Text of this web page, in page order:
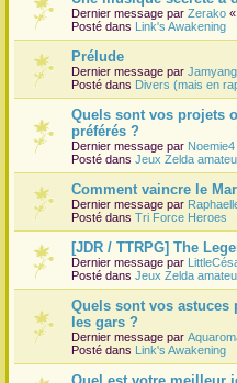
Dernier message par Zerako «
Posté dans Link's Awakening
Prélude
Dernier message par
Posté dans Divers (mais en
Quels sont vos projets
préférés ?
Dernier message par Noemie4
Posté dans Jeux Zelda
Comment vaincre le
Dernier message par
Posté dans Tri Force Heroes
[JDR / TTRPG] The
Dernier message par
Posté dans Jeux Zelda
Quels sont vos astuces
les gars ?
Dernier message par
Posté dans Link's Awakening
Quel est votre meilleur